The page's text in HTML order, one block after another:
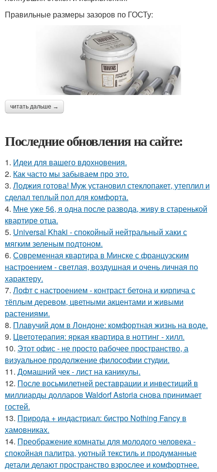
Правильные размеры зазоров по ГОСТу:
читать дальше →
Последние обновления на сайте:
1. Идеи для вашего вдохновения.
2. Как часто мы забываем про это.
3. Лоджия готова! Муж установил стеклопакет, утеплил и
сделал теплый пол для комфорта.
4. Мне уже 56, я одна после развода, живу в старенькой
квартире отца.
5. Universal Khaki - спокойный нейтральный хаки с
мягким зеленым подтоном.
6. Современная квартира в Минске с французским
настроением - светлая, воздушная и очень личная по
характеру.
7. Лофт с настроением - контраст бетона и кирпича с
тёплым деревом, цветными акцентами и живыми
растениями.
8. Плавучий дом в Лондоне: комфортная жизнь на воде.
9. Цветотерапия: яркая квартира в ноттинг - хилл.
10. Этот офис - не просто рабочее пространство, а
визуальное продолжение философии студии.
11. Домашний чек - лист на каникулы.
12. После восьмилетней реставрации и инвестиций в
миллиарды долларов Waldorf Astoria снова принимает
гостей.
13. Природа + индастриал: бистро Nothing Fancy в
хамовниках.
14. Преображение комнаты для молодого человека -
спокойная палитра, уютный текстиль и продуманные
детали делают пространство взрослее и комфортнее.